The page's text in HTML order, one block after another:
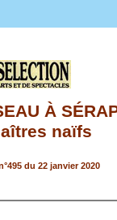
À
naïfs
du 22 janvier 2020